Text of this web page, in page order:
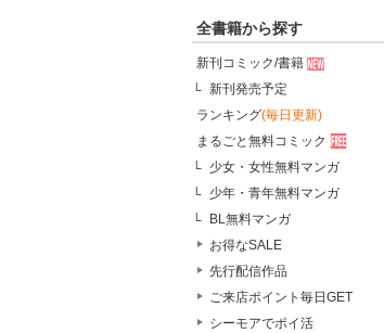
全書籍から探す
新刊コミック/書籍
新刊発売予定
ランキング(毎日更新)
まるごと無料コミック
少女・女性無料マンガ
少年・青年無料マンガ
BL無料マンガ
お得なSALE
先行配信作品
ご来店ポイント毎日GET
シーモアでポイ活